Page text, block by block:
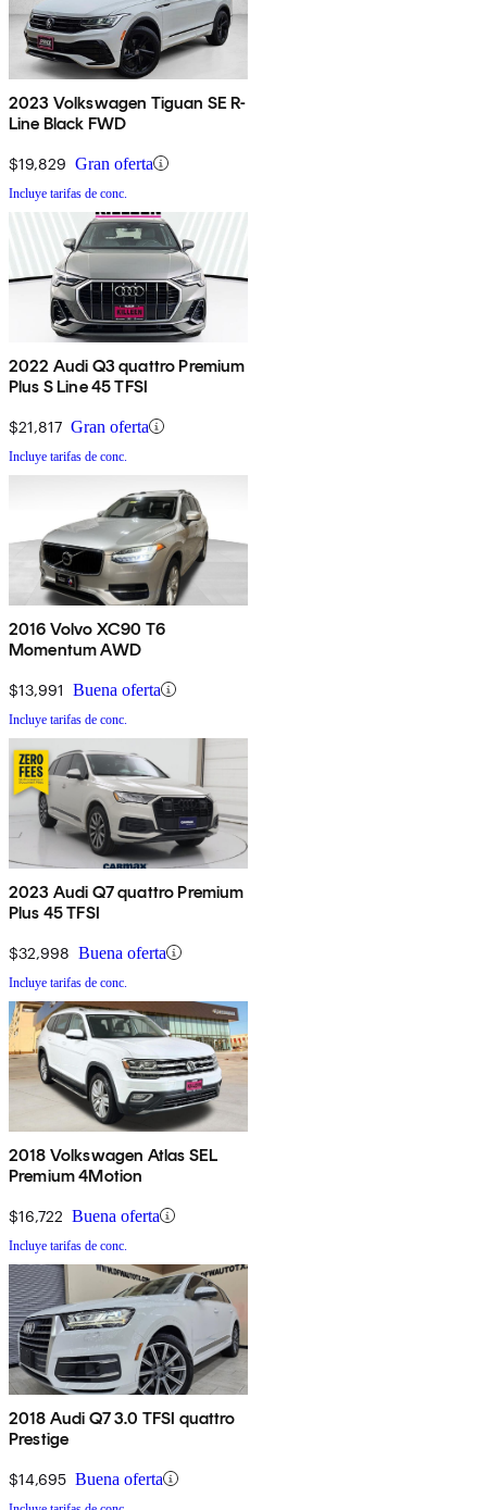
2023 Volkswagen Tiguan SE R-
Line Black FWD
$19,829 Gran oferta
Incluye tarifas de conc.
2022 Audi Q3 quattro Premium
Plus S Line 45 TFSI
$21,817 Gran oferta
Incluye tarifas de conc.
2016 Volvo XC90 T6
Momentum AWD
$13,991 Buena oferta
Incluye tarifas de conc.
2023 Audi Q7 quattro Premium
Plus 45 TFSI
$32,998 Buena oferta
Incluye tarifas de conc.
2018 Volkswagen Atlas SEL
Premium 4Motion
$16,722 Buena oferta
Incluye tarifas de conc.
2018 Audi Q7 3.0 TFSI quattro
Prestige
$14,695 Buena oferta